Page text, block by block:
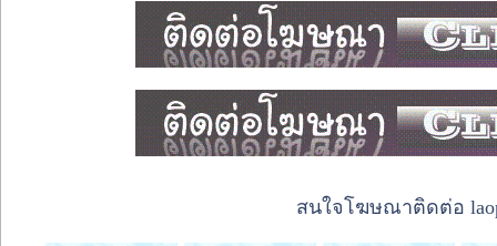
สนใจโฆษณาติดต่อ